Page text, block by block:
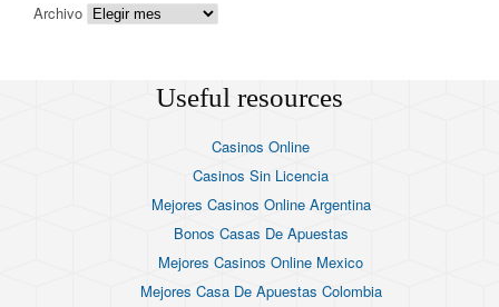
Archivo
Useful resources
Casinos Online
Casinos Sin Licencia
Mejores Casinos Online Argentina
Bonos Casas De Apuestas
Mejores Casinos Online Mexico
Mejores Casa De Apuestas Colombia